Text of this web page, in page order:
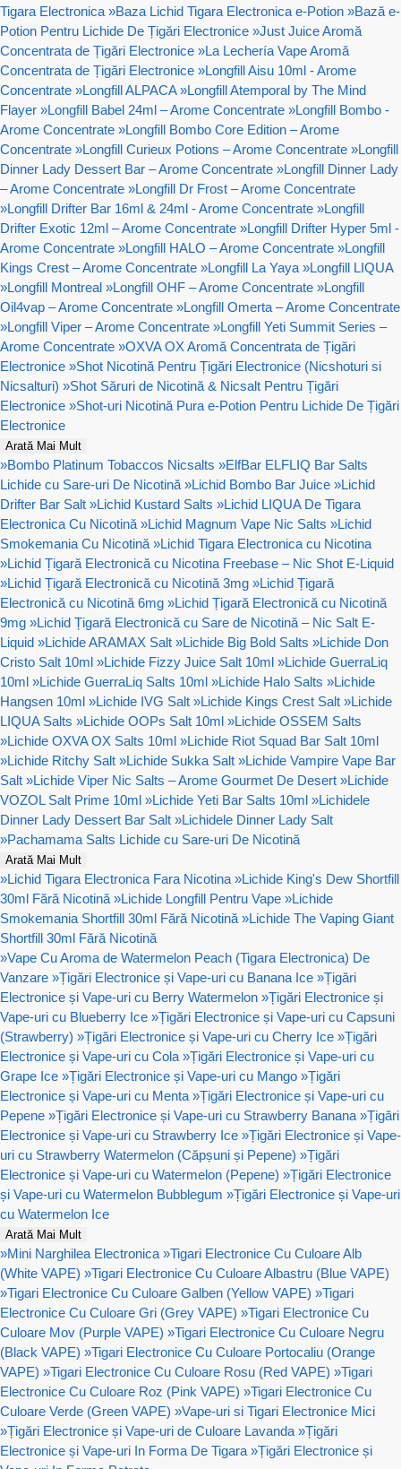
Tigara Electronica »Baza Lichid Tigara Electronica e-Potion »Bază e-
Potion Pentru Lichide De Țigări Electronice »Just Juice Aromă
Concentrata de Țigări Electronice »La Lechería Vape Aromă
Concentrata de Țigări Electronice »Longfill Aisu 10ml - Arome
Concentrate »Longfill ALPACA »Longfill Atemporal by The Mind
Flayer »Longfill Babel 24ml – Arome Concentrate »Longfill Bombo -
Arome Concentrate »Longfill Bombo Core Edition – Arome
Concentrate »Longfill Curieux Potions – Arome Concentrate »Longfill
Dinner Lady Dessert Bar – Arome Concentrate »Longfill Dinner Lady
– Arome Concentrate »Longfill Dr Frost – Arome Concentrate
»Longfill Drifter Bar 16ml & 24ml - Arome Concentrate »Longfill
Drifter Exotic 12ml – Arome Concentrate »Longfill Drifter Hyper 5ml -
Arome Concentrate »Longfill HALO – Arome Concentrate »Longfill
Kings Crest – Arome Concentrate »Longfill La Yaya »Longfill LIQUA
»Longfill Montreal »Longfill OHF – Arome Concentrate »Longfill
Oil4vap – Arome Concentrate »Longfill Omerta – Arome Concentrate
»Longfill Viper – Arome Concentrate »Longfill Yeti Summit Series –
Arome Concentrate »OXVA OX Aromă Concentrata de Țigări
Electronice »Shot Nicotină Pentru Țigări Electronice (Nicshoturi si
Nicsalturi) »Shot Săruri de Nicotină & Nicsalt Pentru Țigări
Electronice »Shot-uri Nicotină Pura e-Potion Pentru Lichide De Țigări
Electronice
Arată Mai Mult
»Bombo Platinum Tobaccos Nicsalts »ElfBar ELFLIQ Bar Salts
Lichide cu Sare-uri De Nicotină »Lichid Bombo Bar Juice »Lichid
Drifter Bar Salt »Lichid Kustard Salts »Lichid LIQUA De Tigara
Electronica Cu Nicotină »Lichid Magnum Vape Nic Salts »Lichid
Smokemania Cu Nicotină »Lichid Tigara Electronica cu Nicotina
»Lichid Țigară Electronică cu Nicotina Freebase – Nic Shot E-Liquid
»Lichid Țigară Electronică cu Nicotină 3mg »Lichid Țigară
Electronică cu Nicotină 6mg »Lichid Țigară Electronică cu Nicotină
9mg »Lichid Țigară Electronică cu Sare de Nicotină – Nic Salt E-
Liquid »Lichide ARAMAX Salt »Lichide Big Bold Salts »Lichide Don
Cristo Salt 10ml »Lichide Fizzy Juice Salt 10ml »Lichide GuerraLiq
10ml »Lichide GuerraLiq Salts 10ml »Lichide Halo Salts »Lichide
Hangsen 10ml »Lichide IVG Salt »Lichide Kings Crest Salt »Lichide
LIQUA Salts »Lichide OOPs Salt 10ml »Lichide OSSEM Salts
»Lichide OXVA OX Salts 10ml »Lichide Riot Squad Bar Salt 10ml
»Lichide Ritchy Salt »Lichide Sukka Salt »Lichide Vampire Vape Bar
Salt »Lichide Viper Nic Salts – Arome Gourmet De Desert »Lichide
VOZOL Salt Prime 10ml »Lichide Yeti Bar Salts 10ml »Lichidele
Dinner Lady Dessert Bar Salt »Lichidele Dinner Lady Salt
»Pachamama Salts Lichide cu Sare-uri De Nicotină
Arată Mai Mult
»Lichid Tigara Electronica Fara Nicotina »Lichide King's Dew Shortfill
30ml Fără Nicotină »Lichide Longfill Pentru Vape »Lichide
Smokemania Shortfill 30ml Fără Nicotină »Lichide The Vaping Giant
Shortfill 30ml Fără Nicotină
»Vape Cu Aroma de Watermelon Peach (Tigara Electronica) De
Vanzare »Țigări Electronice și Vape-uri cu Banana Ice »Țigări
Electronice și Vape-uri cu Berry Watermelon »Țigări Electronice și
Vape-uri cu Blueberry Ice »Țigări Electronice și Vape-uri cu Capsuni
(Strawberry) »Țigări Electronice și Vape-uri cu Cherry Ice »Țigări
Electronice și Vape-uri cu Cola »Țigări Electronice și Vape-uri cu
Grape Ice »Țigări Electronice și Vape-uri cu Mango »Țigări
Electronice și Vape-uri cu Menta »Țigări Electronice și Vape-uri cu
Pepene »Țigări Electronice și Vape-uri cu Strawberry Banana »Țigări
Electronice și Vape-uri cu Strawberry Ice »Țigări Electronice și Vape-
uri cu Strawberry Watermelon (Căpșuni și Pepene) »Țigări
Electronice și Vape-uri cu Watermelon (Pepene) »Țigări Electronice
și Vape-uri cu Watermelon Bubblegum »Țigări Electronice și Vape-uri
cu Watermelon Ice
Arată Mai Mult
»Mini Narghilea Electronica »Tigari Electronice Cu Culoare Alb
(White VAPE) »Tigari Electronice Cu Culoare Albastru (Blue VAPE)
»Tigari Electronice Cu Culoare Galben (Yellow VAPE) »Tigari
Electronice Cu Culoare Gri (Grey VAPE) »Tigari Electronice Cu
Culoare Mov (Purple VAPE) »Tigari Electronice Cu Culoare Negru
(Black VAPE) »Tigari Electronice Cu Culoare Portocaliu (Orange
VAPE) »Tigari Electronice Cu Culoare Rosu (Red VAPE) »Tigari
Electronice Cu Culoare Roz (Pink VAPE) »Tigari Electronice Cu
Culoare Verde (Green VAPE) »Vape-uri si Tigari Electronice Mici
»Țigări Electronice și Vape-uri de Culoare Lavanda »Țigări
Electronice și Vape-uri In Forma De Tigara »Țigări Electronice și